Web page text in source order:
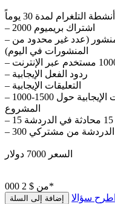
– اشتراك بريميوم 2000
– أكثر من 5000 مشاهدة لكل منشور (عدد غير محدود من
المنشورات في اليوم)
– ردود الفعل الإيجابية
– التعليقات الإيجابية
– 1000-1500 محادثة مباشرة في الدردشة والتعليقات الإيجابية حول
المشروع
السعر 7000 دولار
من$ 2 000*
إضافة إلى السلة اطرح سؤالا